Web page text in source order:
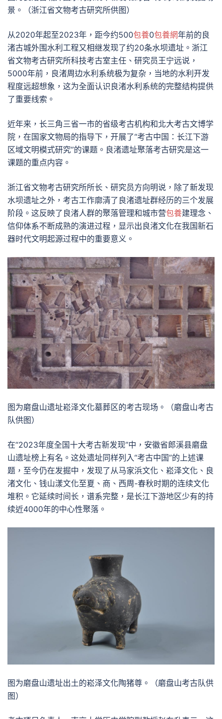
景。（浙江省文物考古研究所供图）
从2020年起至2023年，距今约500包養0包養網年前的良
渚古城外围水利工程又相继发现了约20条水坝遗址。浙江
省文物考古研究所科技考古室主任、研究员王宁远说，
5000年前，良渚周边水利系统极为复杂，当地的水利开发
程度远超想象，这为全面认识良渚水利系统的完整结构提供
了重要线索。
近年来，长三角三省一市的省级考古机构和北大考古文博学
院，在国家文物局的指导下，开展了“考古中国：长江下游
区域文明模式研究”的课题。良渚遗址聚落考古研究是这一
课题的重点内容。
浙江省文物考古研究所所长、研究员方向明说，除了新发现
水坝遗址之外，考古工作廓清了良渚遗址群经历的三个发展
阶段。这反映了良渚人群的聚落管理和城市营包養建理念、
信仰体系不断成熟的演进过程，显示出良渚文化在我国新石
器时代文明起源过程中的重要意义。
图为磨盘山遗址崧泽文化墓葬区的考古现场。（磨盘山考古
队供图）
在“2023年度全国十大考古新发现”中，安徽省郎溪县磨盘
山遗址榜上有名。这处遗址同样列入“考古中国”的上述课
题，至今仍在发掘中，发现了从马家浜文化、崧泽文化、良
渚文化、钱山漾文化至夏、商、西周-春秋时期的连续文化
堆积。它延续时间长，谱系完整，是长江下游地区少有的持
续近4000年的中心性聚落。
图为磨盘山遗址出土的崧泽文化陶猪尊。（磨盘山考古队供
图）